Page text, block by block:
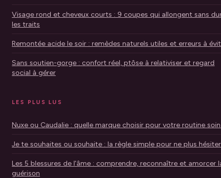
Visage rond et cheveux courts : 9 coupes qui allongent sans
les traits
Remontée acide le soir : remèdes naturels utiles et erreurs à
Sans soutien-gorge : confort réel, ptôse à relativiser et regard
social à gérer
LES PLUS LUS
Nuxe ou Caudalie : quelle marque choisir pour votre routine
Je te souhaites ou souhaite : la règle simple pour ne plus hésiter
Les 5 blessures de l'âme : comprendre, reconnaître et amorcer
guérison